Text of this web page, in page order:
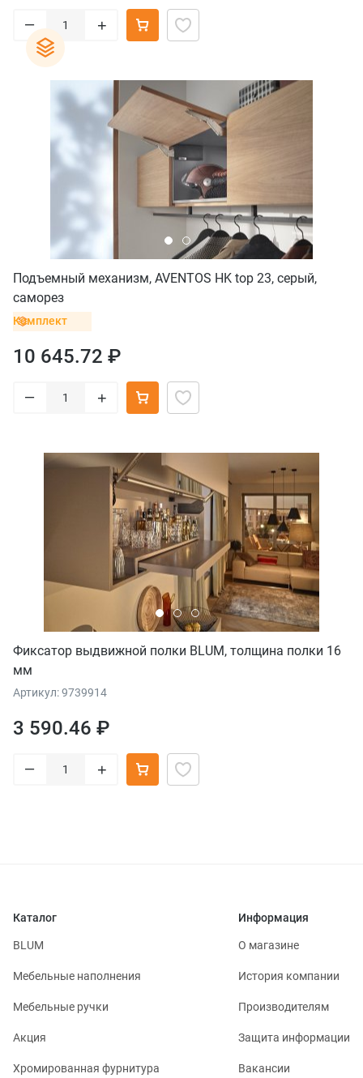
– +
Подъемный механизм, AVENTOS HK top 23, серый,
саморез
Комплект
10 645.72 ₽
– +
Фиксатор выдвижной полки BLUM, толщина полки 16
мм
Артикул: 9739914
3 590.46 ₽
– +
Каталог
BLUM
Мебельные наполнения
Мебельные ручки
Акция
Хромированная фурнитура
Информация
О магазине
История компании
Производителям
Защита информации
Вакансии